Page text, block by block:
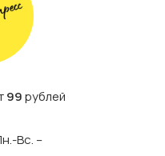
99рублей
Вс. –